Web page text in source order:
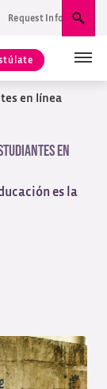
Request Info
en línea
en
es la